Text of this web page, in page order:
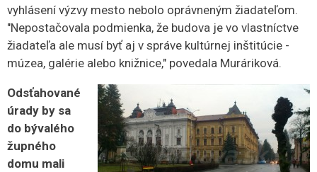
vyhlásení výzvy mesto nebolo oprávneným žiadateľom.
"Nepostačovala podmienka, že budova je vo vlastníctve
žiadateľa ale musí byť aj v správe kultúrnej inštitúcie -
múzea, galérie alebo knižnice," povedala Muráriková.
Odsťahované
úrady by sa
do bývalého
župného
domu mali